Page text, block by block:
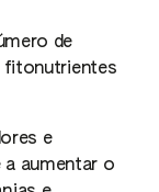
de
e
a aumentar o